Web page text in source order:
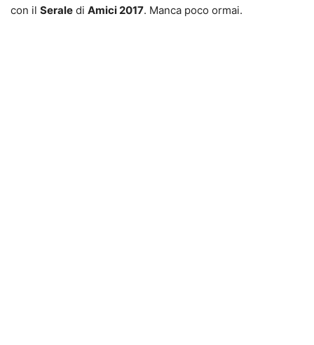
con il Serale di Amici 2017. Manca poco ormai.